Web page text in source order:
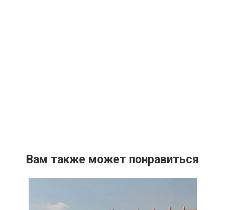
Вам также может понравиться